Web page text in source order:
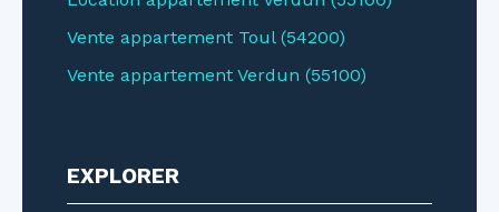
Vente appartement Toul (54200)
Vente appartement Verdun (55100)
EXPLORER